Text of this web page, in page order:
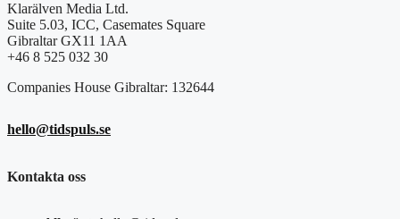
Klarälven Media Ltd.
Suite 5.03, ICC, Casemates Square
Gibraltar GX11 1AA
+46 8 525 032 30
Companies House Gibraltar: 132644
hello@tidspuls.se
Kontakta oss